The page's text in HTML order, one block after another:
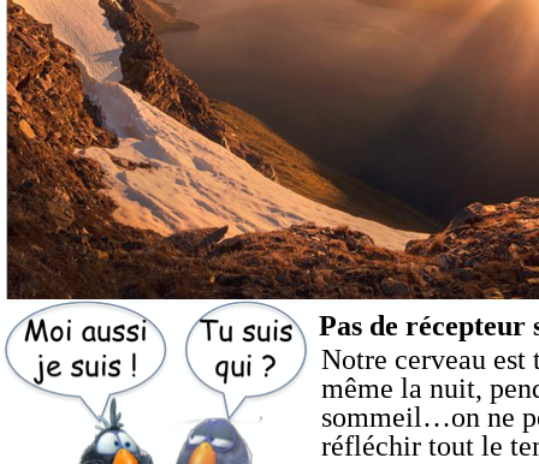
Notre cerveau
même la nuit,
sommeil…on ne
réfléchir tout le
Pas de récepteur